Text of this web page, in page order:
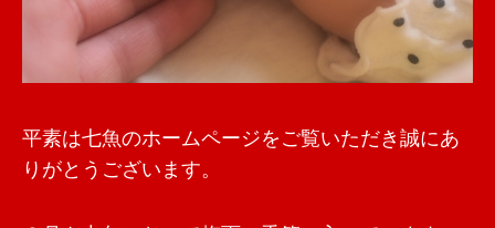
平素は七魚のホームページをご覧いただき誠にあ
りがとうございます。